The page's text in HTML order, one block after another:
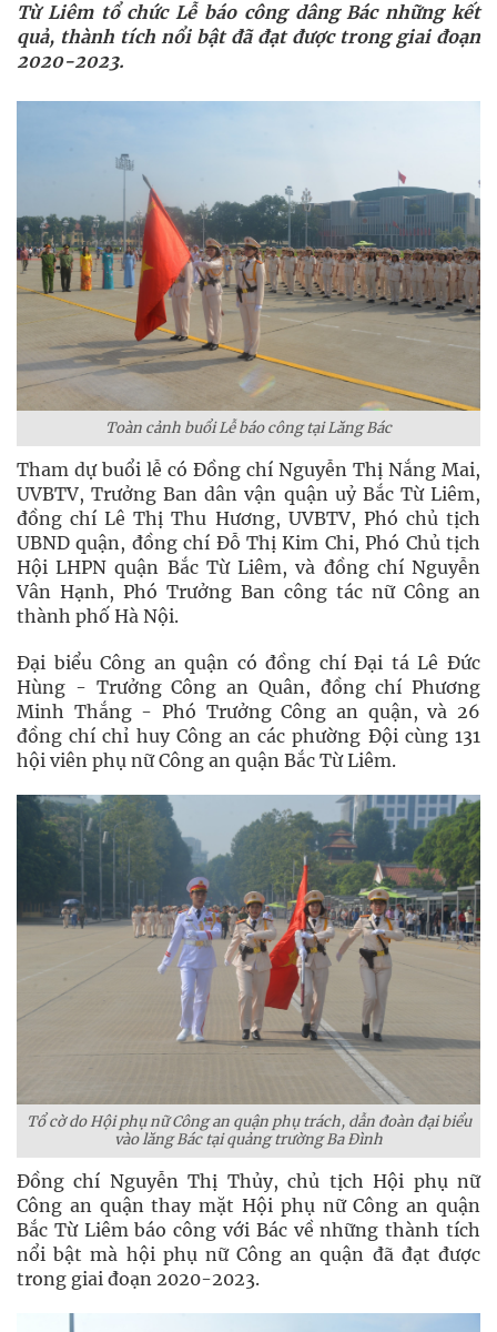
Từ Liêm tổ chức Lễ báo công dâng Bác những kết
quả, thành tích nổi bật đã đạt được trong giai đoạn
2020-2023.
Toàn cảnh buổi Lễ báo công tại Lăng Bác
Tham dự buổi lễ có Đồng chí Nguyễn Thị Nắng Mai,
UVBTV, Trưởng Ban dân vận quận uỷ Bắc Từ Liêm,
đồng chí Lê Thị Thu Hương, UVBTV, Phó chủ tịch
UBND quận, đồng chí Đỗ Thị Kim Chi, Phó Chủ tịch
Hội LHPN quận Bắc Từ Liêm, và đồng chí Nguyễn
Vân Hạnh, Phó Trưởng Ban công tác nữ Công an
thành phố Hà Nội.
Đại biểu Công an quận có đồng chí Đại tá Lê Đức
Hùng - Trưởng Công an Quân, đồng chí Phương
Minh Thắng - Phó Trưởng Công an quận, và 26
đồng chí chỉ huy Công an các phường Đội cùng 131
hội viên phụ nữ Công an quận Bắc Từ Liêm.
Tổ cờ do Hội phụ nữ Công an quận phụ trách, dẫn đoàn đại biểu
vào lăng Bác tại quảng trường Ba Đình
Đồng chí Nguyễn Thị Thủy, chủ tịch Hội phụ nữ
Công an quận thay mặt Hội phụ nữ Công an quận
Bắc Từ Liêm báo công với Bác về những thành tích
nổi bật mà hội phụ nữ Công an quận đã đạt được
trong giai đoạn 2020-2023.